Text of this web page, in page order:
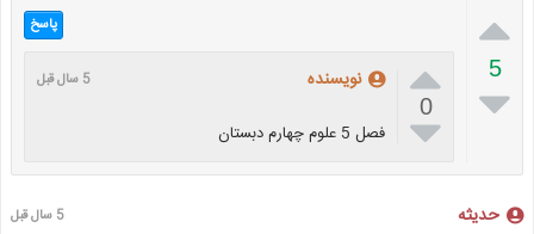

5

پاسخ

0

نویسنده 5 سال قبل
فصل 5 علوم چهارم دبستان
حدیثه 5 سال قبل